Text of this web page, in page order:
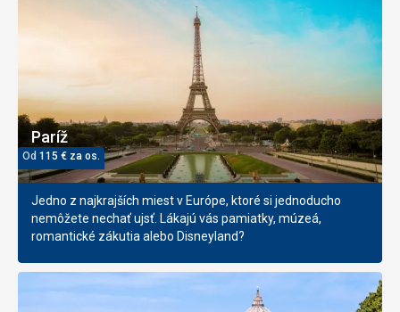
Paríž
Od 115 € za os.
Jedno z najkrajších miest v Európe, ktoré si jednoducho
nemôžete nechať ujsť. Lákajú vás pamiatky, múzeá,
romantické zákutia alebo Disneyland?